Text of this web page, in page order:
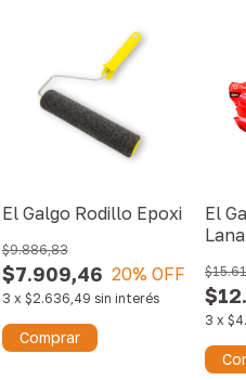
El Galgo Rodillo Epoxi
$7.909,46
$9.886,83
20% OFF
3 x $2.636,49 sin interés
Comprar
El
3 x